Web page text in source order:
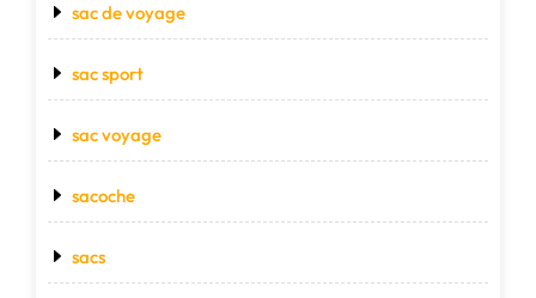
sac de voyage
sac sport
sac voyage
sacoche
sacs